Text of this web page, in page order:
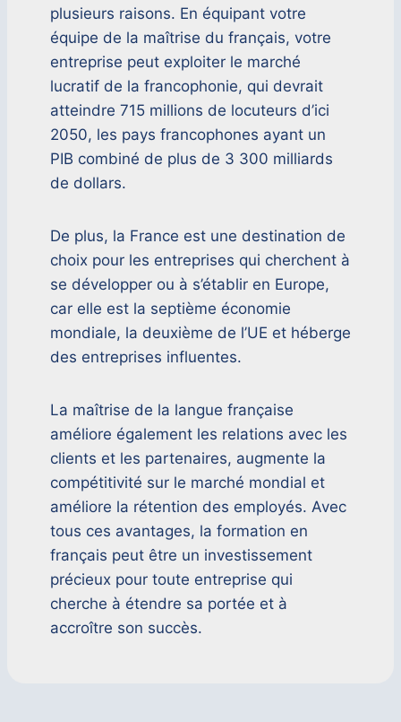
plusieurs raisons. En équipant votre
équipe de la maîtrise du français, votre
entreprise peut exploiter le marché
lucratif de la francophonie, qui devrait
atteindre 715 millions de locuteurs d’ici
2050, les pays francophones ayant un
PIB combiné de plus de 3 300 milliards
de dollars.
De plus, la France est une destination de
choix pour les entreprises qui cherchent à
se développer ou à s’établir en Europe,
car elle est la septième économie
mondiale, la deuxième de l’UE et héberge
des entreprises influentes.
La maîtrise de la langue française
améliore également les relations avec les
clients et les partenaires, augmente la
compétitivité sur le marché mondial et
améliore la rétention des employés. Avec
tous ces avantages, la formation en
français peut être un investissement
précieux pour toute entreprise qui
cherche à étendre sa portée et à
accroître son succès.